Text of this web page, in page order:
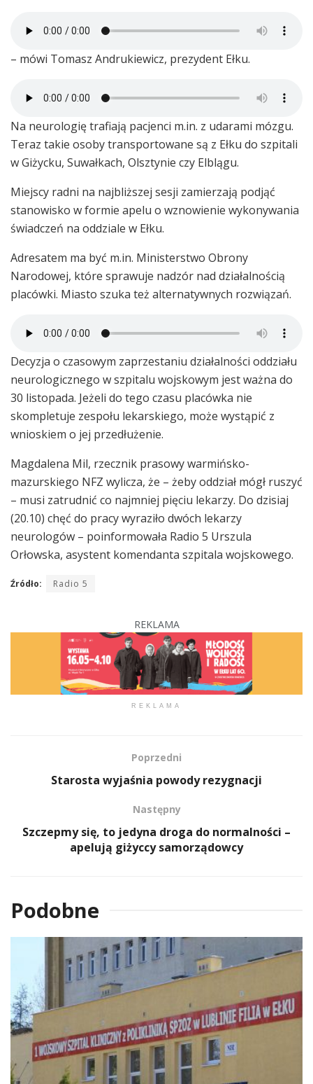
– mówi Tomasz Andrukiewicz, prezydent Ełku.
Na neurologię trafiają pacjenci m.in. z udarami mózgu.
Teraz takie osoby transportowane są z Ełku do szpitali
w Giżycku, Suwałkach, Olsztynie czy Elblągu.
Miejscy radni na najbliższej sesji zamierzają podjąć
stanowisko w formie apelu o wznowienie wykonywania
świadczeń na oddziale w Ełku.
Adresatem ma być m.in. Ministerstwo Obrony
Narodowej, które sprawuje nadzór nad działalnością
placówki. Miasto szuka też alternatywnych rozwiązań.
Decyzja o czasowym zaprzestaniu działalności oddziału
neurologicznego w szpitalu wojskowym jest ważna do
30 listopada. Jeżeli do tego czasu placówka nie
skompletuje zespołu lekarskiego, może wystąpić z
wnioskiem o jej przedłużenie.
Magdalena Mil, rzecznik prasowy warmińsko-
mazurskiego NFZ wylicza, że – żeby oddział mógł ruszyć
– musi zatrudnić co najmniej pięciu lekarzy. Do dzisiaj
(20.10) chęć do pracy wyraziło dwóch lekarzy
neurologów – poinformowała Radio 5 Urszula
Orłowska, asystent komendanta szpitala wojskowego.
Źródło: Radio 5
REKLAMA
REKLAMA
Poprzedni
Starosta wyjaśnia powody rezygnacji
Następny
Szczepmy się, to jedyna droga do normalności –
apelują giżyccy samorządowcy
Podobne